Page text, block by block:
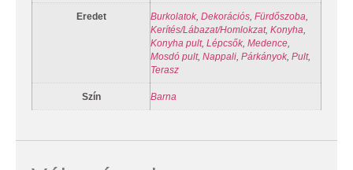
Eredet Burkolatok Dekorációs Fürdőszoba
Kerítés/Lábazat/Homlokzat, Konyha
Konyha pult, Lépcsők Medence
Mosdó pult, Nappali Párkányok Pult,
Terasz
Szín Barna